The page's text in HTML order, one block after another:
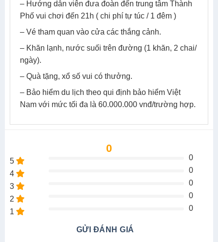
– Hướng dẫn viên đưa đoàn đến trung tâm Thành
Phố vui chơi đến 21h ( chi phí tự túc / 1 đêm )
– Vé tham quan vào cửa các thắng cảnh.
– Khăn lạnh, nước suối trên đường (1 khăn, 2 chai/
ngày).
– Quà tặng, xổ số vui có thưởng.
– Bảo hiểm du lịch theo qui định bảo hiểm Việt
Nam với mức tối đa là 60.000.000 vnđ/trường hợp.
0
5
0
4
0
3
0
2
0
1
0
GỬI ĐÁNH GIÁ